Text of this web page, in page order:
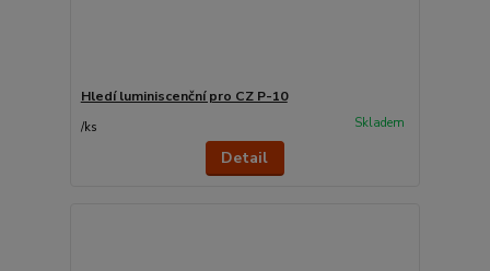
Hledí luminiscenční pro CZ P-10
/ks Skladem
Detail